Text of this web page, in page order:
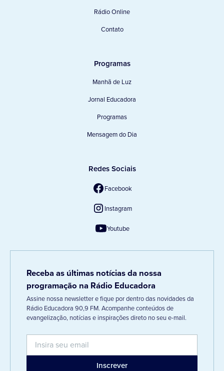
Rádio Online
Contato
Programas
Manhã de Luz
Jornal Educadora
Programas
Mensagem do Dia
Redes Sociais
Facebook
Instagram
Youtube
Receba as últimas notícias da nossa
programação na Rádio Educadora
Assine nossa newsletter e fique por dentro das novidades da
Rádio Educadora 90,9 FM. Acompanhe conteúdos de
evangelização, notícias e inspirações direto no seu e-mail.